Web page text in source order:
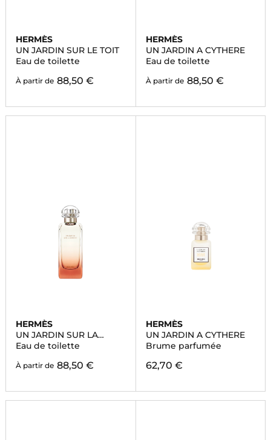
HERMÈS
UN JARDIN SUR LE TOIT
Eau de toilette
À partir de 88,50 €
HERMÈS
UN JARDIN A CYTHERE
Eau de toilette
À partir de 88,50 €
HERMÈS
UN JARDIN SUR LA
LAGUNE
Eau de toilette
À partir de 88,50 €
HERMÈS
UN JARDIN A CYTHERE
Brume parfumée
62,70 €